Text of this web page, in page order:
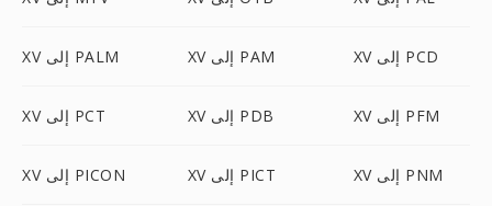
XV إلى PALM XV إلى PAM XV إلى PCD
XV إلى PCT XV إلى PDB XV إلى PFM
XV إلى PICON XV إلى PICT XV إلى PNM